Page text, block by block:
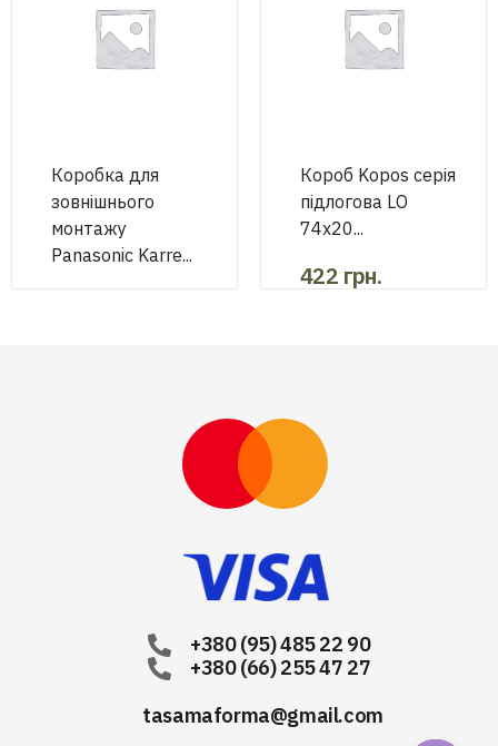
Коробка для
зовнішнього
монтажу
Panasonic Karre...
Короб Kopos серія
підлогова LО
74х20...
422 грн.
+380 (95) 485 22 90
+380 (66) 255 47 27
tasamaforma@gmail.com